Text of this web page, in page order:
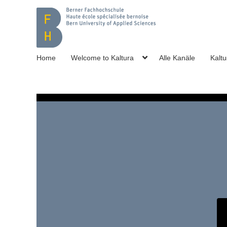
Home Welcome to Kaltura Alle Kanäle